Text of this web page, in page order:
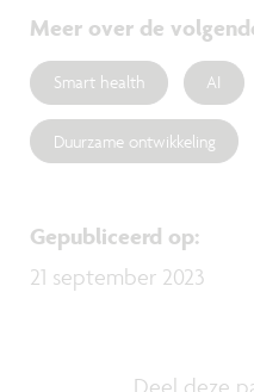
Meer over de
Smart health AI
Duurzame ontwikkeling
Gepubliceerd op:
21 september 2023